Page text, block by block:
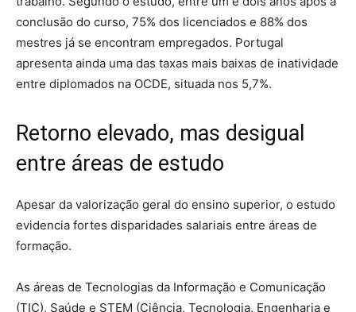
conclusão do curso, 75% dos licenciados e 88% dos
mestres já se encontram empregados. Portugal
apresenta ainda uma das taxas mais baixas de inatividade
entre diplomados na OCDE, situada nos 5,7%.
Retorno elevado, mas desigual
entre áreas de estudo
Apesar da valorização geral do ensino superior, o estudo
evidencia fortes disparidades salariais entre áreas de
formação.
As áreas de Tecnologias da Informação e Comunicação
(TIC), Saúde e STEM (Ciência, Tecnologia, Engenharia e